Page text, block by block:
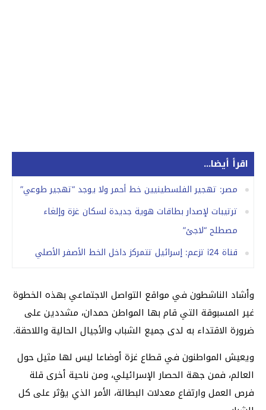
اقرأ أيضا...
مصر: تهجير الفلسطينيين خط أحمر ولا يوجد “تهجير طوعي”
ترتيبات لإصدار بطاقات هوية جديدة لسكان غزة وإلغاء
مصطلح “لاجئ”
قناة i24 تزعم: إسرائيل تتمركز داخل الخط الأصفر الأصلي
وأشاد الناشطون في مواقع التواصل الاجتماعي بهذه الخطوة
غير المسبوقة التي قام بها المواطن حمدان، مشددين على
ضرورة الاقتداء به لدى جميع الشباب والأجيال الحالية واللاحقة.
ويعيش المواطنون في قطاع غزة أوضاعا ليس لها مثيل حول
العالم، فمن جهة الحصار الإسرائيلي، ومن ناحية أخرى قلة
فرص العمل وارتفاع معدلات البطالة، الأمر الذي يؤثر على كل